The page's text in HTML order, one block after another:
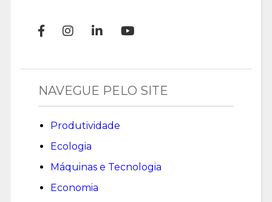
NAVEGUE PELO SITE
Produtividade
Ecologia
Máquinas e Tecnologia
Economia